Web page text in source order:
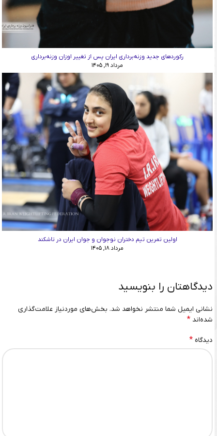
رکوردهای جدید وزنه‌برداری ایران پس از تغییر اوزان وزنه‌برداری
مرداد ۱۹, ۱۴۰۵
اولین تمرین تیم دختران نوجوان و جوان ایران در تاشکند
مرداد ۱۸, ۱۴۰۵
دیدگاهتان را بنویسید
نشانی ایمیل شما منتشر نخواهد شد. بخش‌های موردنیاز علامت‌گذاری
شده‌اند *
دیدگاه *